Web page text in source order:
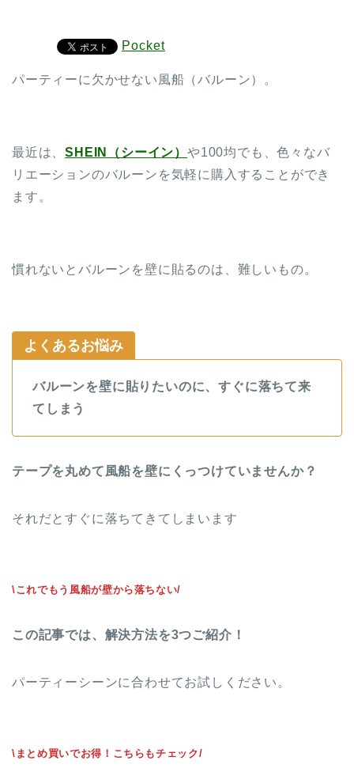
Pocket
パーティーに欠かせない風船（バルーン）。
最近は、SHEIN（シーイン）や100均でも、色々なバ
リエーションのバルーンを気軽に購入することができ
ます。
慣れないとバルーンを壁に貼るのは、難しいもの。
よくあるお悩み
バルーンを壁に貼りたいのに、すぐに落ちて来
てしまう
テープを丸めて風船を壁にくっつけていませんか？
それだとすぐに落ちてきてしまいます
\これでもう風船が壁から落ちない/
この記事では、解決方法を3つご紹介！
パーティーシーンに合わせてお試しください。
\まとめ買いでお得！こちらもチェック/